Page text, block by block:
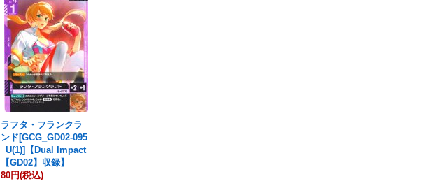
ラフタ・フランクラ
ンド[GCG_GD02-095
_U(1)]【Dual Impact
【GD02】収録】
80円(税込)